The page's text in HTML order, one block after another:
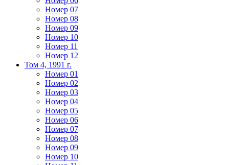
Номер 07
Номер 08
Номер 09
Номер 10
Номер 11
Номер 12
Том 4, 1991 г.
Номер 01
Номер 02
Номер 03
Номер 04
Номер 05
Номер 06
Номер 07
Номер 08
Номер 09
Номер 10